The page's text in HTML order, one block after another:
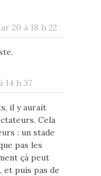
20 à 18 h 22
14 h 37
il y aurait
Cela
: un stade
pas les
çà peut
puis pas de